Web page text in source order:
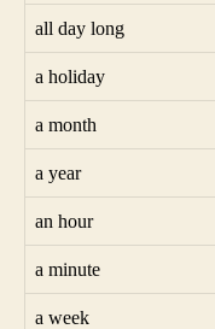
all day long
a holiday
a month
a year
an hour
a minute
a week